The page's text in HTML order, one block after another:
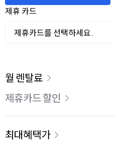
제휴 카드
제휴카드를 선택하세요.
이용 요금
월 렌탈료
제휴카드 할인
최대혜택가